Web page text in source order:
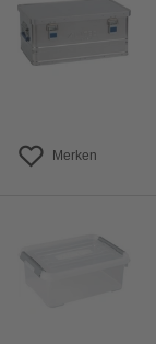
Merken